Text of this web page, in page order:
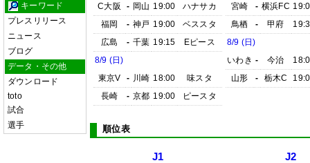
キーワード
プレスリリース
ニュース
ブログ
データ・その他
ダウンロード
toto
試合
選手
C大阪
- 岡山 19:00
ハナサカ
福岡
- 神戸 19:00
ベススタ
広島
- 千葉 19:15
Eピース
8/9 (日)
東京V
- 川崎 18:00
味スタ
長崎
- 京都 19:00 ピースタ
宮崎
- 横浜FC
鳥栖
- 甲府
8/9 (日)
いわき - 今治
山形
- 栃木C
順位表
J1 J2